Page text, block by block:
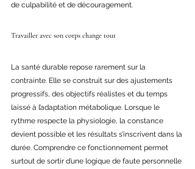
de culpabilité et de découragement.
Travailler avec son corps change tout
La santé durable repose rarement sur la
contrainte. Elle se construit sur des ajustements
progressifs, des objectifs réalistes et du temps
laissé à l’adaptation métabolique. Lorsque le
rythme respecte la physiologie, la constance
devient possible et les résultats s’inscrivent dans la
durée. Comprendre ce fonctionnement permet
surtout de sortir d’une logique de faute personnelle